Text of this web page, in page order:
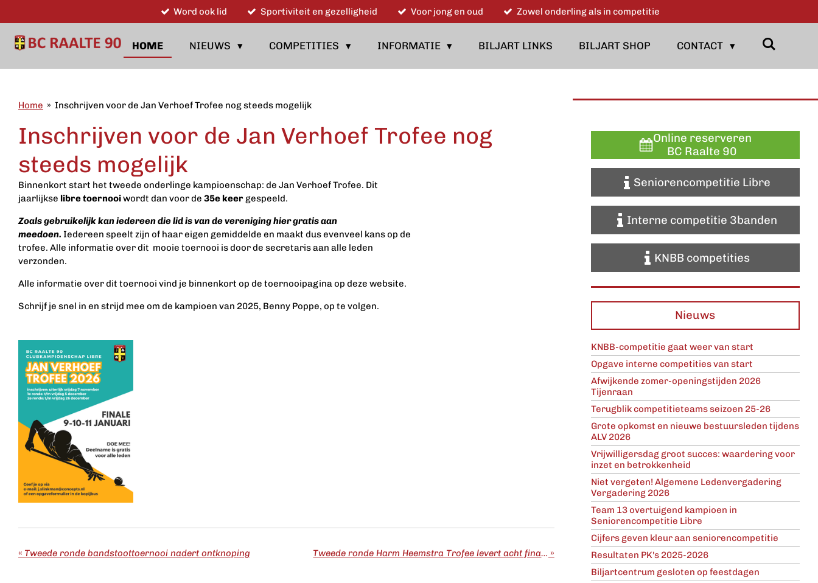
direct
naar
de
Word ook lid Sportiviteit en gezelligheid Voor jong en oud Zowel onderling als in competitie
HOME NIEUWS COMPETITIES INFORMATIE BILJART LINKS BILJART SHOP CONTACT
Home » Inschrijven voor de Jan Verhoef Trofee nog steeds mogelijk
Inschrijven voor de Jan Verhoef Trofee nog
steeds mogelijk
Binnenkort start het tweede onderlinge kampioenschap: de Jan Verhoef Trofee. Dit
jaarlijkse libre toernooiwordt dan voor de 35e keer gespeeld.
Zoals gebruikelijk kan iedereen die lid is van de vereniging hier gratis aan
meedoen. Iedereen speelt zijn of haar eigen gemiddelde en maakt dus evenveel kans op de
trofee. Alle informatie over dit mooie toernooi is door de secretaris aan alle leden
verzonden.
Alle informatie over dit toernooi vind je binnenkort op de toernooipagina op deze website.
Schrijf je snel in en strijd mee om de kampioen van 2025, Benny Poppe, op te volgen.
« Tweede ronde bandstoottoernooi nadert ontknoping Tweede ronde Harm Heemstra Trofee levert acht finalisten op na spannende strijd »
Online reserveren
BC Raalte 90
Seniorencompetitie Libre
Interne competitie 3banden
KNBB competities
Nieuws
KNBB-competitie gaat weer van start
Opgave interne competities van start
Afwijkende zomer-openingstijden 2026
Tijenraan
Terugblik competitieteams seizoen 25-26
Grote opkomst en nieuwe bestuursleden tijdens
ALV 2026
Vrijwilligersdag groot succes: waardering voor
inzet en betrokkenheid
Niet vergeten! Algemene Ledenvergadering
Vergadering 2026
Team 13 overtuigend kampioen in
Seniorencompetitie Libre
Cijfers geven kleur aan seniorencompetitie
Resultaten PK's 2025-2026
Biljartcentrum gesloten op feestdagen